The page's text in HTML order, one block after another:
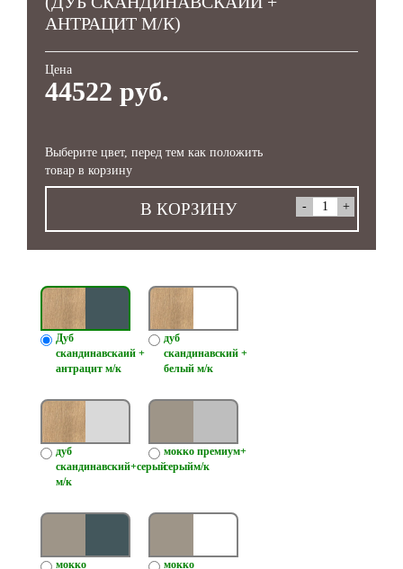
АНТРАЦИТ М/К)
Цена
44522 руб.
Выберите цвет, перед тем как положить
товар в корзину
В КОРЗИНУ
Дуб
скандинавскаий +
антрацит м/к
дуб
скандинавский +
белый м/к
дуб
скандинавский+серый
м/к
мокко премиум+
серыйм/к
мокко
мокко